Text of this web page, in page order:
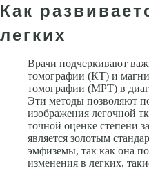
Как
легких
Врачи подчеркивают
томографии (КТ) и
томографии (МРТ) в
Эти методы позволяют
изображения легочной
точной оценке степени
является золотым
эмфиземы, так как она
изменения в легких,